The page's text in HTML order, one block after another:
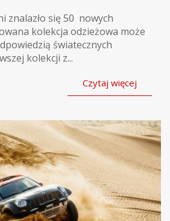
znalazło się 50 nowych
kolekcja odzieżowa może
światecznych
kolekcji z...
Czytaj więcej